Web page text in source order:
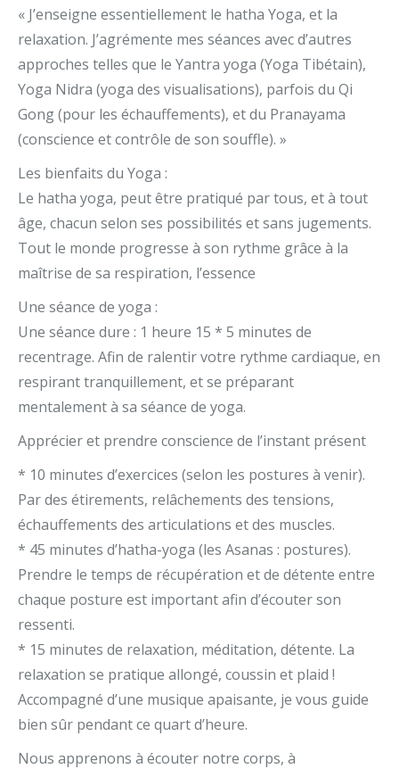
« J’enseigne essentiellement le hatha Yoga, et la
relaxation. J’agrémente mes séances avec d’autres
approches telles que le Yantra yoga (Yoga Tibétain),
Yoga Nidra (yoga des visualisations), parfois du Qi
Gong (pour les échauffements), et du Pranayama
(conscience et contrôle de son souffle). »
Les bienfaits du Yoga :
Le hatha yoga, peut être pratiqué par tous, et à tout
âge, chacun selon ses possibilités et sans jugements.
Tout le monde progresse à son rythme grâce à la
maîtrise de sa respiration, l’essence
Une séance de yoga :
Une séance dure : 1 heure 15 * 5 minutes de
recentrage. Afin de ralentir votre rythme cardiaque, en
respirant tranquillement, et se préparant
mentalement à sa séance de yoga.
Apprécier et prendre conscience de l’instant présent
* 10 minutes d’exercices (selon les postures à venir).
Par des étirements, relâchements des tensions,
échauffements des articulations et des muscles.
* 45 minutes d’hatha-yoga (les Asanas : postures).
Prendre le temps de récupération et de détente entre
chaque posture est important afin d’écouter son
ressenti.
* 15 minutes de relaxation, méditation, détente. La
relaxation se pratique allongé, coussin et plaid !
Accompagné d’une musique apaisante, je vous guide
bien sûr pendant ce quart d’heure.
Nous apprenons à écouter notre corps, à